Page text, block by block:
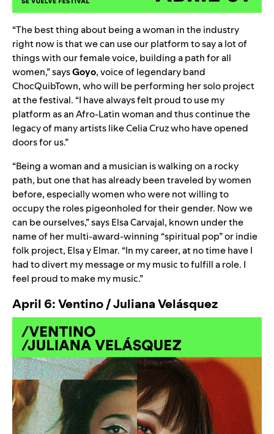
“The best thing about being a woman in the industry
right now is that we can use our platform to say a lot of
things with our female voice, building a path for all
women,” saysGoyo, voice of legendary band
ChocQuibTown, who will be performing her solo project
at the festival. “I have always felt proud to use my
platform as an Afro-Latin woman and thus continue the
legacy of many artists like Celia Cruz who have opened
doors for us.”
“Being a woman and a musician is walking on a rocky
path, but one that has already been traveled by women
before, especially women who were not willing to
occupy the roles pigeonholed for their gender. Now we
can be ourselves,” says Elsa Carvajal, known under the
name of her multi-award-winning “spiritual pop” or indie
folk project, Elsa y Elmar. “In my career, at no time have I
had to divert my message or my music to fulfill a role. I
feel proud to make my music.”
April 6: Ventino / Juliana Velásquez